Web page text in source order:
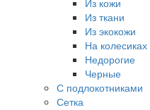
Из кожи
Из ткани
Из экокожи
На колесиках
Недорогие
Черные
С подлокотниками
Сетка